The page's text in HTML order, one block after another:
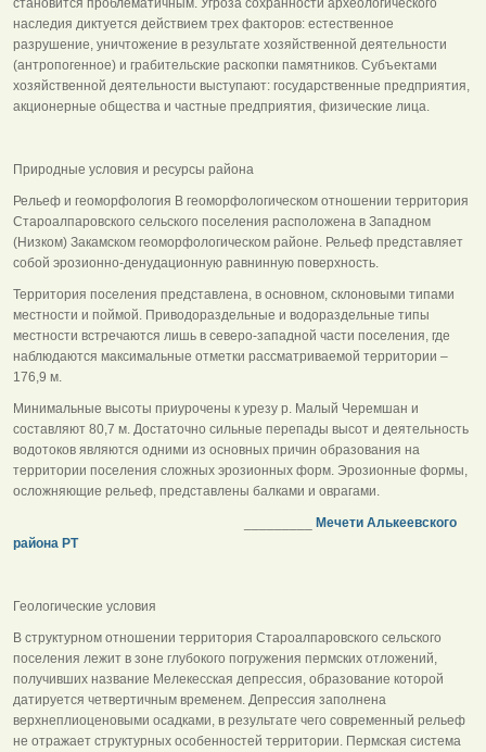
становится проблематичным. Угроза сохранности археологического
наследия диктуется действием трех факторов: естественное
разрушение, уничтожение в результате хозяйственной деятельности
(антропогенное) и грабительские раскопки памятников. Субъектами
хозяйственной деятельности выступают: государственные предприятия,
акционерные общества и частные предприятия, физические лица.
Природные условия и ресурсы района
Рельеф и геоморфология В геоморфологическом отношении территория
Староалпаровского сельского поселения расположена в Западном
(Низком) Закамском геоморфологическом районе. Рельеф представляет
собой эрозионно-денудационную равнинную поверхность.
Территория поселения представлена, в основном, склоновыми типами
местности и поймой. Приводораздельные и водораздельные типы
местности встречаются лишь в северо-западной части поселения, где
наблюдаются максимальные отметки рассматриваемой территории –
176,9 м.
Минимальные высоты приурочены к урезу р. Малый Черемшан и
составляют 80,7 м. Достаточно сильные перепады высот и деятельность
водотоков являются одними из основных причин образования на
территории поселения сложных эрозионных форм. Эрозионные формы,
осложняющие рельеф, представлены балками и оврагами.
Мечети Алькеевского
района РТ
Геологические условия
В структурном отношении территория Староалпаровского сельского
поселения лежит в зоне глубокого погружения пермских отложений,
получивших название Мелекесская депрессия, образование которой
датируется четвертичным временем. Депрессия заполнена
верхнеплиоценовыми осадками, в результате чего современный рельеф
не отражает структурных особенностей территории. Пермская система